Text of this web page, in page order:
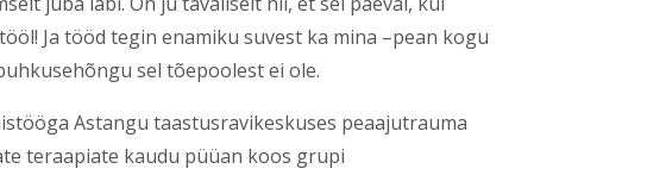
Ja tööd tegin enamiku suvest ka mina –pean kogu
sel tõepoolest ei ole.
Astangu taastusravikeskuses peaajutrauma
teraapiate kaudu püüan koos grupi